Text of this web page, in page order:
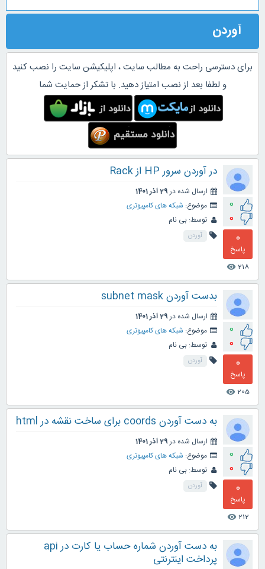
آوردن
برای دسترسی راحت به مطالب سایت ، اپلیکیشن سایت را نصب کنید
و لطفا بعد از نصب امتیاز دهید. با تشکر از حمایت شما
0
0
0
پاسخ
218
visibility
در آوردن سرور HP از Rack
ارسال شده در29 آذر 1401
موضوع: شبکه های کامپیوتری
توسط: بی نام
آوردن
0
0
0
پاسخ
205
visibility
بدست آوردن subnet mask
ارسال شده در29 آذر 1401
موضوع: شبکه های کامپیوتری
توسط: بی نام
آوردن
0
0
0
پاسخ
212
visibility
به دست آوردن coords برای ساخت نقشه در html
ارسال شده در29 آذر 1401
موضوع: شبکه های کامپیوتری
توسط: بی نام
آوردن
به دست آوردن شماره حساب یا کارت در api
پرداخت اینترنتی